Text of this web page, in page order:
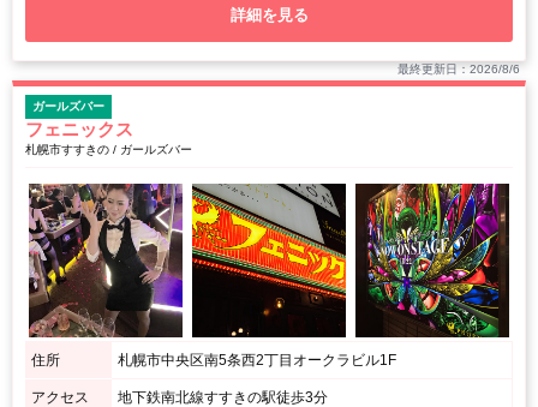
詳細を見る
最終更新日：2026/8/6
ガールズバー
フェニックス
札幌市すすきの / ガールズバー
住所 札幌市中央区南5条西2丁目オークラビル1F
アクセス 地下鉄南北線すすきの駅徒歩3分